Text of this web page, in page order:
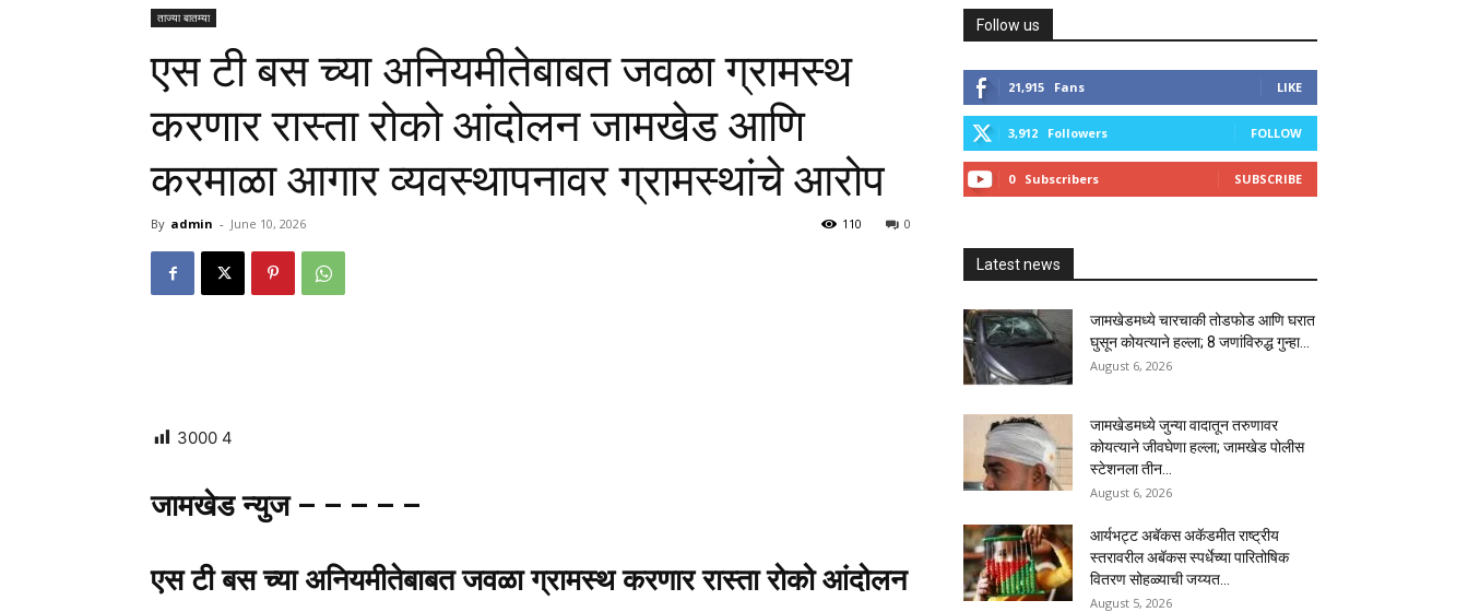
ताज्या बातम्या
एस टी बस च्या अनियमीतेबाबत जवळा ग्रामस्थ
करणार रास्ता रोको आंदोलन जामखेड आणि
करमाळा आगार व्यवस्थापनावर ग्रामस्थांचे आरोप
By admin - June 10, 2026 0
110
3000 4
जामखेड न्युज – – – – –
एस टी बस च्या अनियमीतेबाबत जवळा ग्रामस्थ करणार रास्ता रोको आंदोलन
Follow us
21,915 Fans LIKE
3,912 Followers FOLLOW
0 Subscribers SUBSCRIBE
Latest news
जामखेडमध्ये चारचाकी तोडफोड आणि घरात
घुसून कोयत्याने हल्ला; 8 जणांविरुद्ध गुन्हा...
August 6, 2026
जामखेडमध्ये जुन्या वादातून तरुणावर
कोयत्याने जीवघेणा हल्ला; जामखेड पोलीस
स्टेशनला तीन...
August 6, 2026
आर्यभट्ट अबॅकस अकॅडमीत राष्ट्रीय
स्तरावरील अबॅकस स्पर्धेच्या पारितोषिक
वितरण सोहळ्याची जय्यत...
August 5, 2026